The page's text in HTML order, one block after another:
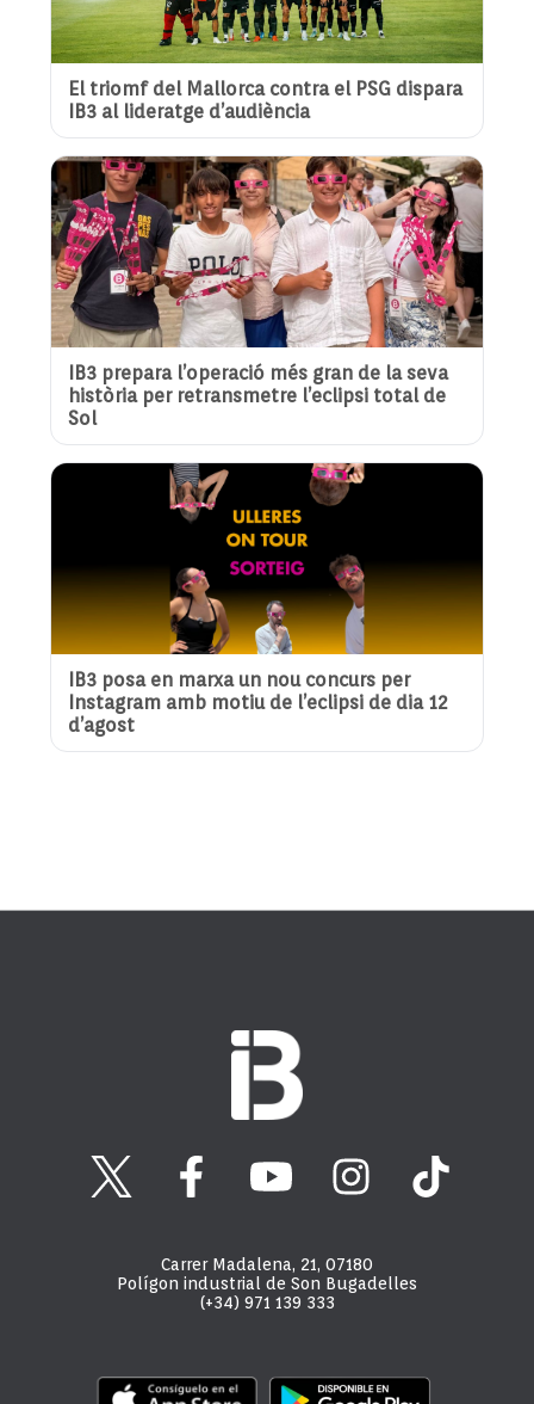
El triomf del Mallorca contra el PSG dispara
IB3 al lideratge d’audiència
IB3 prepara l’operació més gran de la seva
història per retransmetre l’eclipsi total de
Sol
IB3 posa en marxa un nou concurs per
Instagram amb motiu de l’eclipsi de dia 12
d’agost
Carrer Madalena, 21, 07180
Polígon industrial de Son Bugadelles
(+34) 971 139 333